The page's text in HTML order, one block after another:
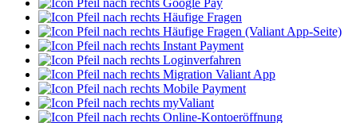
Häufige Fragen
Häufige Fragen (Valiant App-Seite)
Instant Payment
Loginverfahren
Migration Valiant App
Mobile Payment
myValiant
Online-Kontoeröffnung